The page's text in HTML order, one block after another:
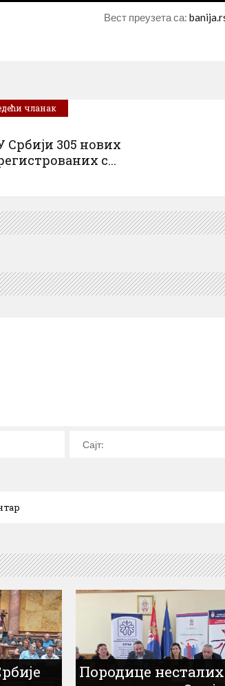
Вест преузета са:
чланак
Србији 305 нових
с...
Породице